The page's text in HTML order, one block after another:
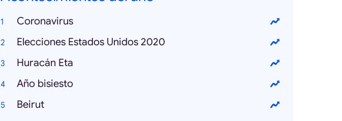
Coronavirus
Elecciones Estados Unidos 2020
Huracán Eta
Año bisiesto
Beirut